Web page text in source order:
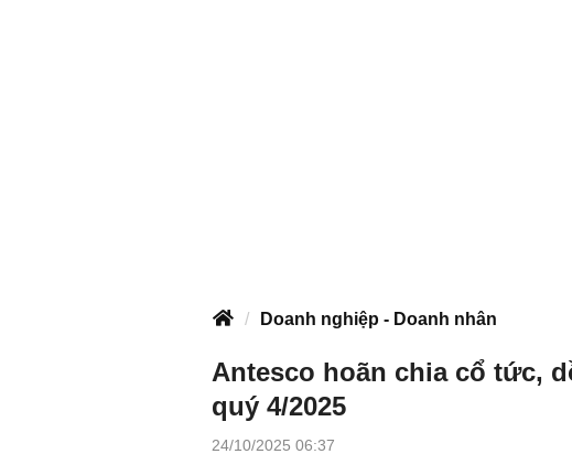
Doanh nghiệp - Doanh nhân
Antesco hoãn chia cổ tức,
quý 4/2025
24/10/2025 06:37